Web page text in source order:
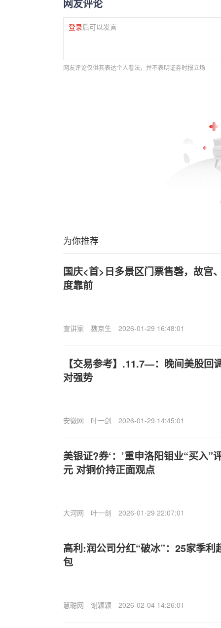
网友评论
登录后可以发言
网友评论仅供其表达个人看法，并不表明证券时报立场
为你推荐
国庆<首>日多景区门票售磬，故宫
度靠前
宣讲家 魏京生 2026-01-29 16:48:01
【交易参考】.11.7—：晚间美股回
对强势
安徽网 叶一剑 2026-01-29 14:45:01
美银证?券‘：’重申洛阳钼业“买入”
元 对铜价持正面观点
大河网 叶一剑 2026-01-29 22:07:01
高利:润公司分红“破冰”：25家季利
包
慧聪网 谢颖颖 2026-02-04 14:26:01